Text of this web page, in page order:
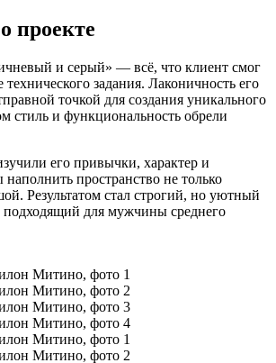
проекте
и серый» — всё, что клиент смог
технического задания. Лаконичность его
точкой для создания уникального
стиль и функциональность обрели
его привычки, характер и
пространство не только
Результатом стал строгий, но уютный
подходящий для мужчины среднего